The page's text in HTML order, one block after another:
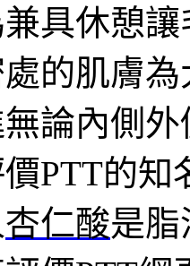
具休憩
的肌膚
論內側
PTT的知
杏仁酸是